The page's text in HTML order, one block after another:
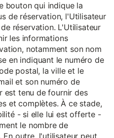
bouton qui indique la
de réservation, l'Utilisateur
réservation. L'Utilisateur
les informations
notamment son nom
en indiquant le numéro de
postal, la ville et le
et son numéro de
est tenu de fournir des
et complètes. À ce stade,
- si elle lui est offerte -
le nombre de